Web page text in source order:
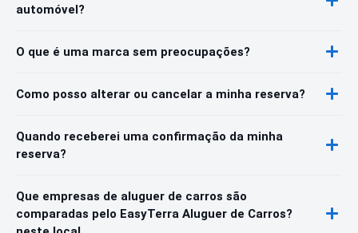
automóvel?
O que é uma marca sem preocupações?
Como posso alterar ou cancelar a minha reserva?
Quando receberei uma confirmação da minha
reserva?
Que empresas de aluguer de carros são
comparadas pelo EasyTerra Aluguer de Carros?